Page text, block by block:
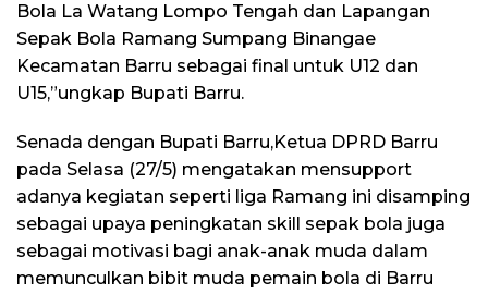
Bola La Watang Lompo Tengah dan Lapangan
Sepak Bola Ramang Sumpang Binangae
Kecamatan Barru sebagai final untuk U12 dan
U15,”ungkap Bupati Barru.
Senada dengan Bupati Barru,Ketua DPRD Barru
pada Selasa (27/5) mengatakan mensupport
adanya kegiatan seperti liga Ramang ini disamping
sebagai upaya peningkatan skill sepak bola juga
sebagai motivasi bagi anak-anak muda dalam
memunculkan bibit muda pemain bola di Barru